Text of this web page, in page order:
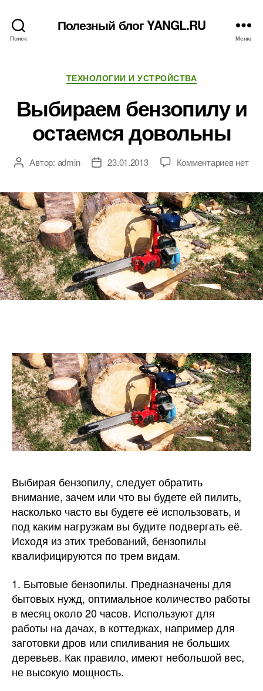
Поиск
Полезный блог YANGL.RU
Меню
Рубрики
ТЕХНОЛОГИИ И УСТРОЙСТВА
Выбираем бензопилу и
остаемся довольны
АвторАвтор: admin
Дата23.01.2013 Комментариевк
и
нет
Выбирая бензопилу, следует обратить
внимание, зачем или что вы будете ей пилить,
насколько часто вы будете её использовать, и
под каким нагрузкам вы будите подвергать её.
Исходя из этих требований, бензопилы
квалифицируются по трем видам.
1. Бытовые бензопилы. Предназначены для
бытовых нужд, оптимальное количество работы
в месяц около 20 часов. Используют для
работы на дачах, в коттеджах, например для
заготовки дров или спиливания не больших
деревьев. Как правило, имеют небольшой вес,
не высокую мощность.